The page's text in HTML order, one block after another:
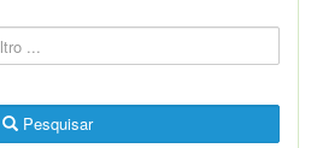
Pesquisar